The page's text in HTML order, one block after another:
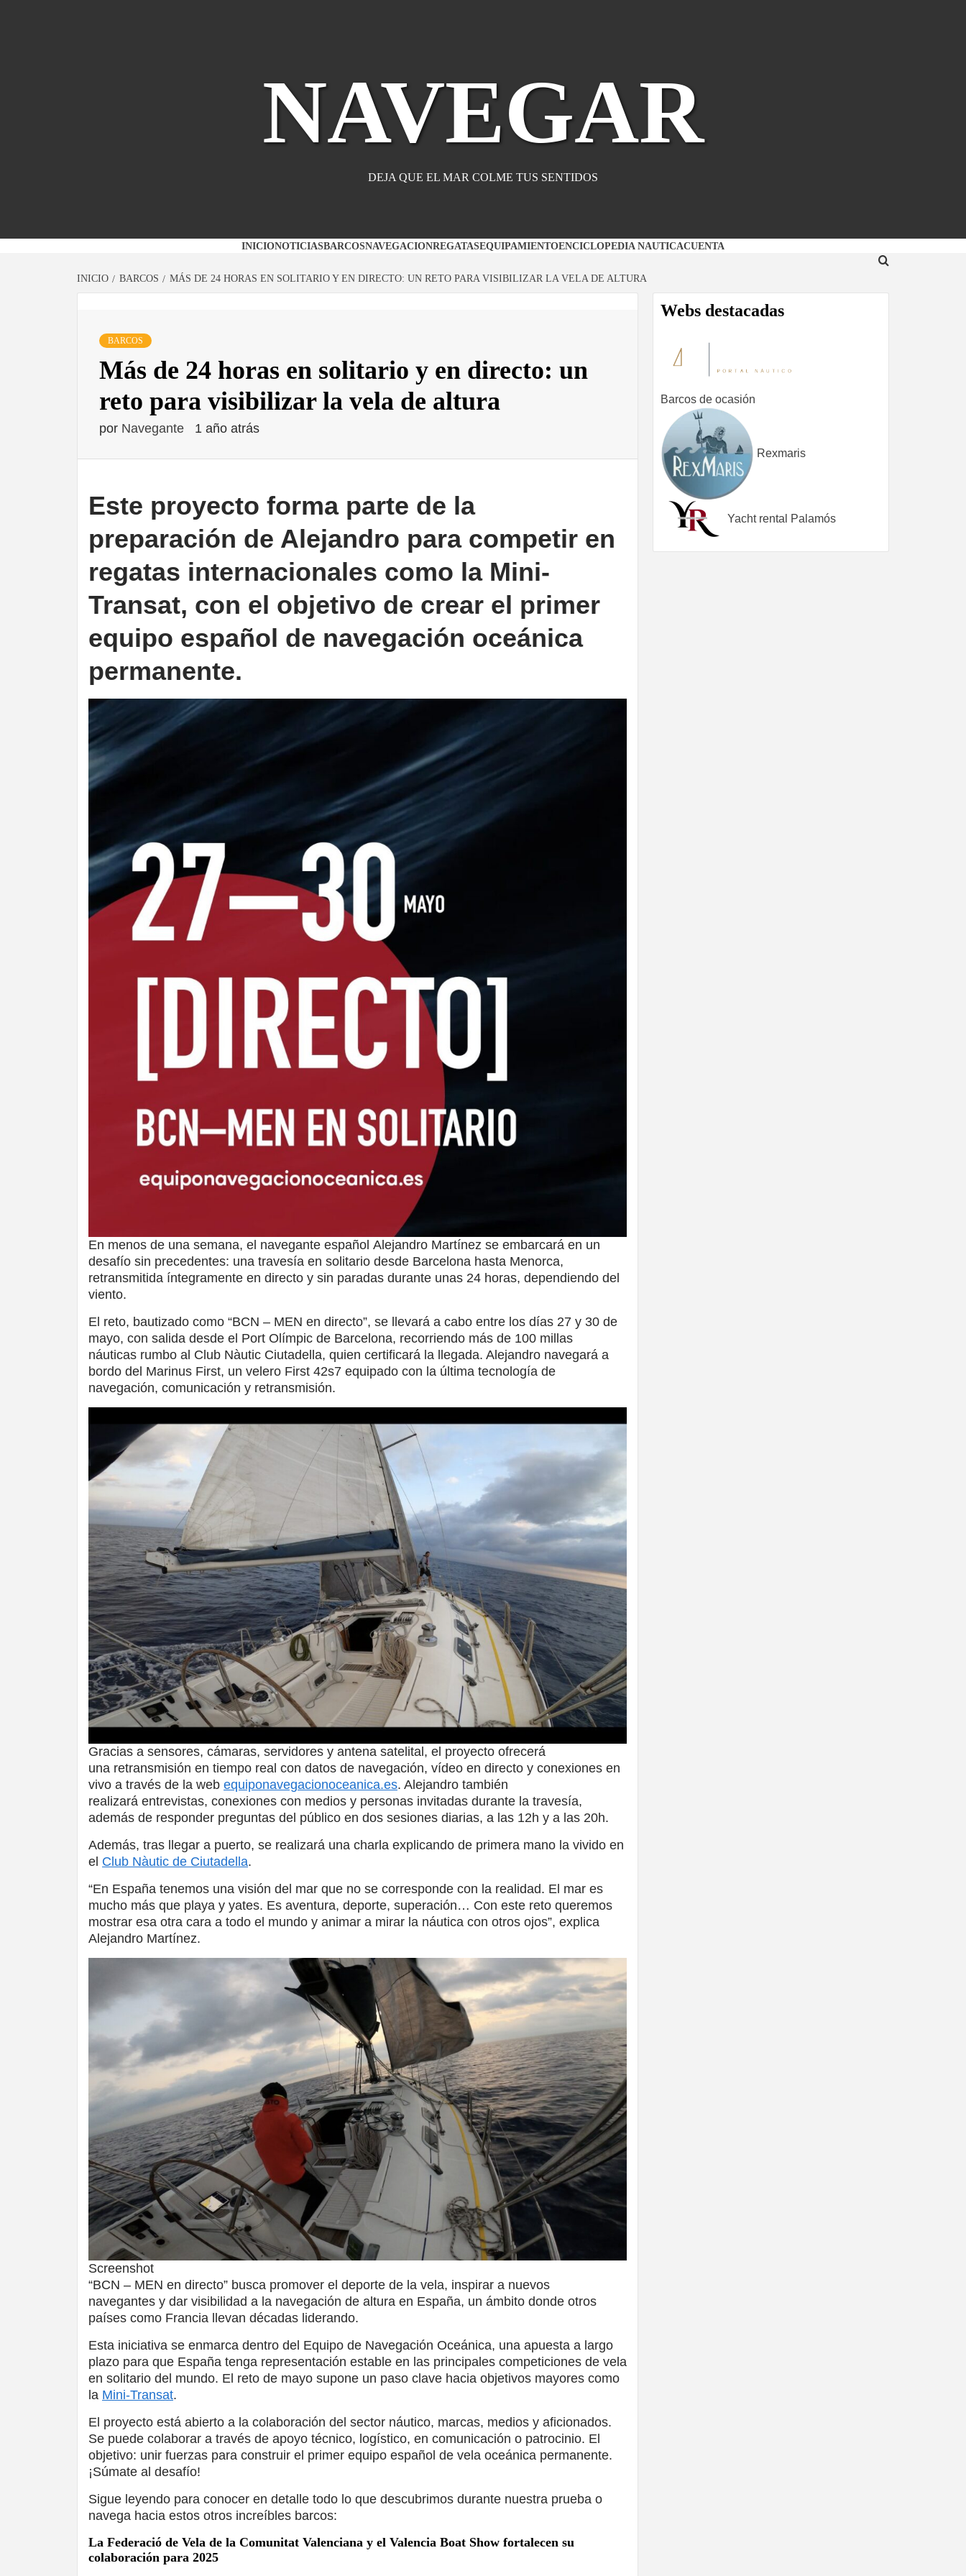
NAVEGAR
DEJA QUE EL MAR COLME TUS SENTIDOS
INICIONOTICIASBARCOSNAVEGACIONREGATASEQUIPAMIENTOENCICLOPEDIA NAUTICACUENTA
INICIO BARCOS MÁS DE 24 HORAS EN SOLITARIO Y EN DIRECTO: UN RETO PARA VISIBILIZAR LA VELA DE ALTURA
BARCOS
Más de 24 horas en solitario y en directo: un
reto para visibilizar la vela de altura
por Navegante 1 año atrás
Este proyecto forma parte de la
preparación de Alejandro para competir en
regatas internacionales como la Mini-
Transat, con el objetivo de crear el primer
equipo español de navegación oceánica
permanente.
En menos de una semana, el navegante español Alejandro Martínez se embarcará en un
desafío sin precedentes: una travesía en solitario desde Barcelona hasta Menorca,
retransmitida íntegramente en directo y sin paradas durante unas 24 horas, dependiendo del
viento.
El reto, bautizado como “BCN – MEN en directo”, se llevará a cabo entre los días 27 y 30 de
mayo, con salida desde el Port Olímpic de Barcelona, recorriendo más de 100 millas
náuticas rumbo al Club Nàutic Ciutadella, quien certificará la llegada. Alejandro navegará a
bordo del Marinus First, un velero First 42s7 equipado con la última tecnología de
navegación, comunicación y retransmisión.
Gracias a sensores, cámaras, servidores y antena satelital, el proyecto ofrecerá
una retransmisión en tiempo real con datos de navegación, vídeo en directo y conexiones en
vivo a través de la web equiponavegacionoceanica.es. Alejandro también
realizará entrevistas, conexiones con medios y personas invitadas durante la travesía,
además de responder preguntas del público en dos sesiones diarias, a las 12h y a las 20h.
Además, tras llegar a puerto, se realizará una charla explicando de primera mano la vivido en
el Club Nàutic de Ciutadella.
“En España tenemos una visión del mar que no se corresponde con la realidad. El mar es
mucho más que playa y yates. Es aventura, deporte, superación… Con este reto queremos
mostrar esa otra cara a todo el mundo y animar a mirar la náutica con otros ojos”, explica
Alejandro Martínez.
Screenshot
“BCN – MEN en directo” busca promover el deporte de la vela, inspirar a nuevos
navegantes y dar visibilidad a la navegación de altura en España, un ámbito donde otros
países como Francia llevan décadas liderando.
Esta iniciativa se enmarca dentro del Equipo de Navegación Oceánica, una apuesta a largo
plazo para que España tenga representación estable en las principales competiciones de vela
en solitario del mundo. El reto de mayo supone un paso clave hacia objetivos mayores como
la Mini-Transat.
El proyecto está abierto a la colaboración del sector náutico, marcas, medios y aficionados.
Se puede colaborar a través de apoyo técnico, logístico, en comunicación o patrocinio. El
objetivo: unir fuerzas para construir el primer equipo español de vela oceánica permanente.
¡Súmate al desafío!
Sigue leyendo para conocer en detalle todo lo que descubrimos durante nuestra prueba o
navega hacia estos otros increíbles barcos:
La Federació de Vela de la Comunitat Valenciana y el Valencia Boat Show fortalecen su
colaboración para 2025
Webs destacadas
Barcos de ocasión
Rexmaris
Yacht rental Palamós